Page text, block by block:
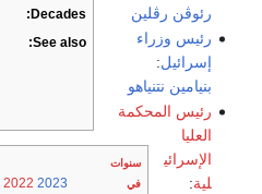
Decades:
See also:
سنوات
في
2022 2023
رئوڤن رڤلين
رئيس وزراء
إسرائيل:
بنيامين نتنياهو
رئيس المحكمة
العليا
الإسرائي
لية: